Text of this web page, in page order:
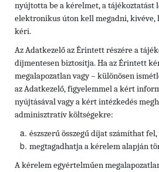
nyújtotta be a kérelmet, a tájékoztatást
elektronikus úton kell megadni, kivéve,
kéri.
Az Adatkezelő az Érintett részére a
díjmentesen biztosítja. Ha az Érintett
megalapozatlan vagy – különösen
az Adatkezelő, figyelemmel a kért
nyújtásával vagy a kért intézkedés
adminisztratív költségekre:
észszerű összegű díjat számíthat fel,
megtagadhatja a kérelem alapján
A kérelem egyértelműen